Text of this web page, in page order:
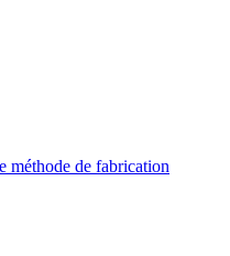
méthode de fabrication